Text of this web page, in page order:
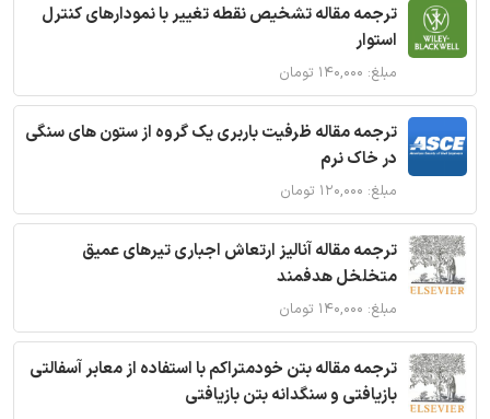
ترجمه مقاله تشخیص نقطه تغییر با نمودارهای کنترل
استوار
مبلغ: ۱۴۰,۰۰۰ تومان
ترجمه مقاله ظرفیت باربری یک گروه از ستون های سنگی
در خاک نرم
مبلغ: ۱۲۰,۰۰۰ تومان
ترجمه مقاله آنالیز ارتعاش اجباری تیرهای عمیق
متخلخل هدفمند
مبلغ: ۱۴۰,۰۰۰ تومان
ترجمه مقاله بتن خودمتراکم با استفاده از معابر آسفالتی
بازیافتی و سنگدانه بتن بازیافتی